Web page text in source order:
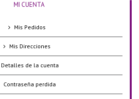
MI CUENTA
Mis Pedidos
Mis Direcciones
Detalles de la cuenta
Contraseña perdida